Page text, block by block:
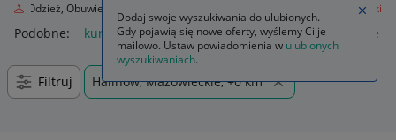
Odzież, Obuwie, Dodatki Kurtki
Podobne: kurtka kurtka płaszcz kurtki dżinsowe damskie
Filtruj Halinów, Mazowieckie, +0 km
Dodaj swoje wyszukiwania do ulubionych.
Gdy pojawią się nowe oferty, wyślemy Ci je
mailowo. Ustaw powiadomienia w ulubionych
wyszukiwaniach.